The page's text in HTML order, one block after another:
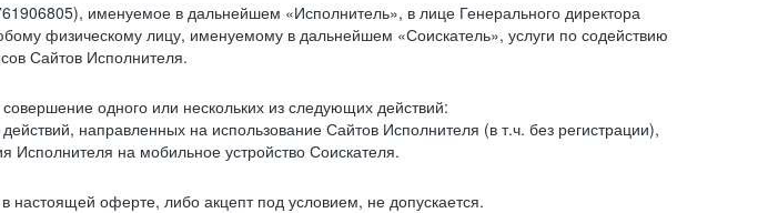
именуемое в дальнейшем «Исполнитель», в лице Генерального директора
физическому лицу, именуемому в дальнейшем «Соискатель», услуги по содействию
Сайтов Исполнителя.
одного или нескольких из следующих действий:
направленных на использование Сайтов Исполнителя (в т.ч. без регистрации),
на мобильное устройство Соискателя.
оферте, либо акцепт под условием, не допускается.